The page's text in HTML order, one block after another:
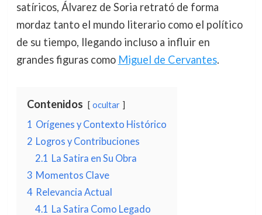
satíricos, Álvarez de Soria retrató de forma
mordaz tanto el mundo literario como el político
de su tiempo, llegando incluso a influir en
grandes figuras como Miguel de Cervantes.
Contenidos ocultar
1 Orígenes y Contexto Histórico
2 Logros y Contribuciones
2.1 La Satira en Su Obra
3 Momentos Clave
4 Relevancia Actual
4.1 La Satira Como Legado